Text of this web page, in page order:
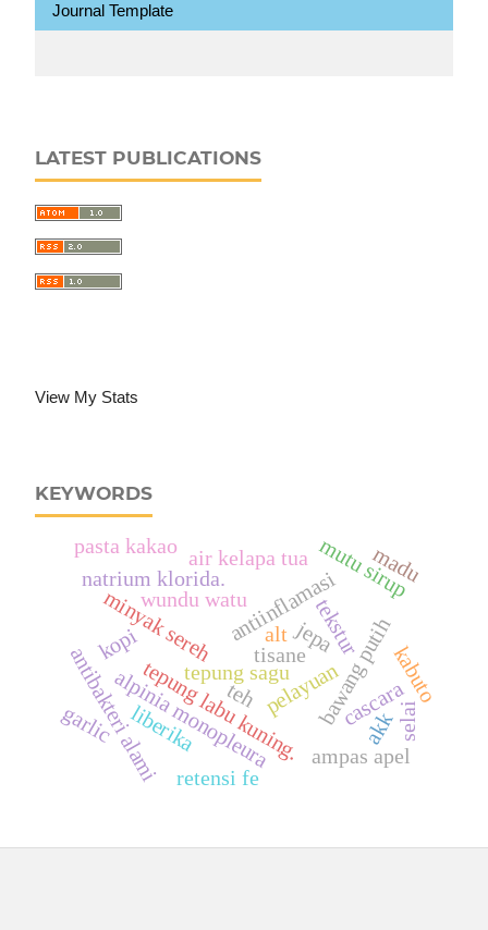
Journal Template
LATEST PUBLICATIONS
View My Stats
KEYWORDS
jepa
tekstur
tepung sagu
tepung labu kuning.
antiinflamasi
alpinia monopleura
wundu watu
antibakteri alami bawang putih
minyak sereh
natrium klorida.
air kelapa tua mutu sirup
cascara
teh
kopi
liberika
pelayuan
pasta kakao
kabuto
tisane
alt
akk
ampas apel
selai
madu
retensi fe
garlic